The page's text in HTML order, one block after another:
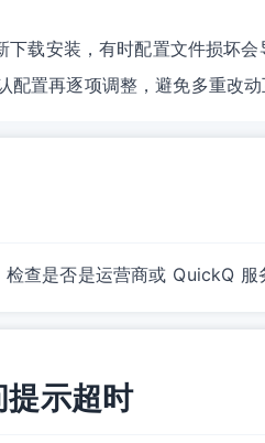
载安装，有时配置文件损坏会
置再逐项调整，避免多重改动
查是否是运营商或 QuickQ 服
示超时